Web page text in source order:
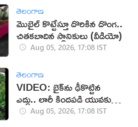
తెలంగాణ
మొబైల్ కొట్టేస్తూ దొరికిన దొంగ..
చితకబాదిన స్థానికులు (వీడియో)
Aug 05, 2026, 17:08 IST
తెలంగాణ
VIDEO: బైక్‌ను ఢీకొట్టిన
ఎద్దు.. లారీ కిందపడి యువకుడు
మృతి!Aug 05, 2026, 17:08 IST